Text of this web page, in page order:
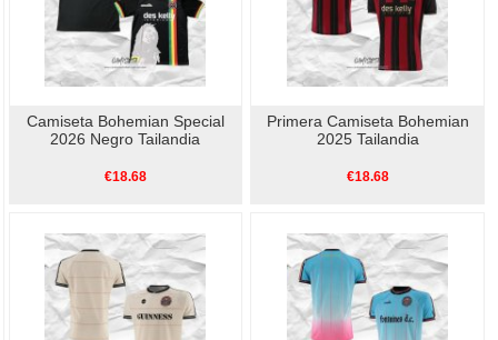
Camiseta Bohemian Special
2026 Negro Tailandia
€18.68
Primera Camiseta Bohemian
2025 Tailandia
€18.68